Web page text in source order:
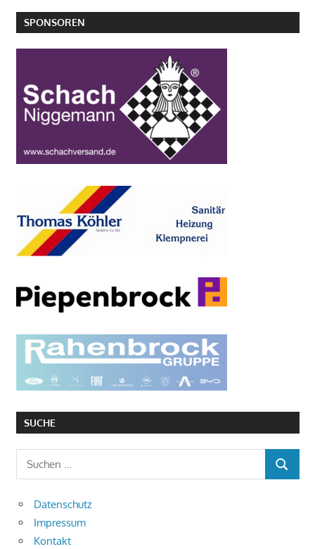
SPONSOREN
SUCHE
Suchen
nach:
SUCHEN
Datenschutz
Impressum
Kontakt